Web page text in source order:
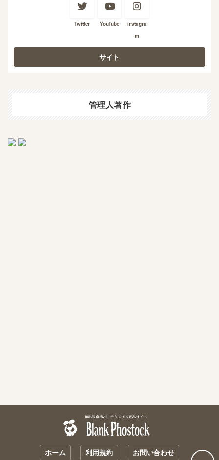
Twitter YouTube
instagra
m
管理人著作
ホーム 利用規約 お問い合わせ